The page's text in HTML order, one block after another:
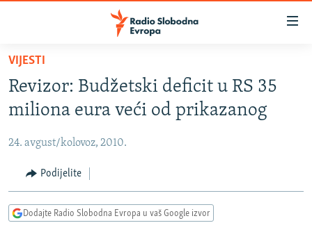
Pređite
glavni
sadržaj
na
navigaciju
Pređite
na
BOSNA I HERCEGOVINA
KOSOVO
CRNA GORA
VIDEO
PODCASTI
VIJESTI
Revizor: Budžetski deficit u RS 35
miliona eura veći od prikazanog
24. avgust/kolovoz, 2010.
Podijelite
Dodajte Radio Slobodna Evropa u vaš Google izvor